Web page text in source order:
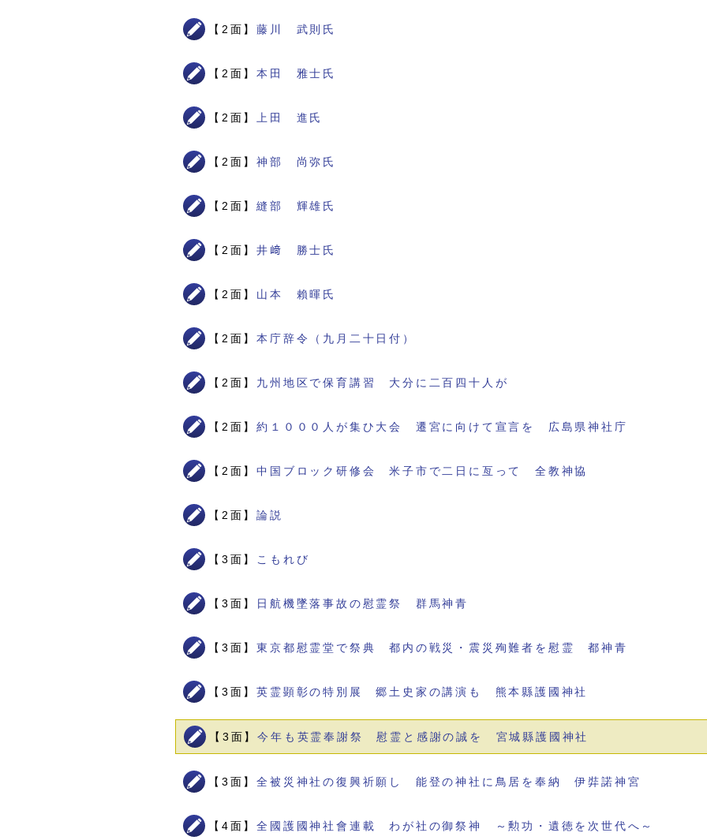
【2面】藤川 武則氏
【2面】本田 雅士氏
【2面】 上田 進氏
【2面】神部 尚弥氏
【2面】縫部 輝雄氏
【2面】井﨑 勝士氏
【2面】 山本 賴暉氏
【2面】本庁辞令（九月二十日付）
【2面】 九州地区で保育講習 大分に二百四十人が
【2面】約１０００人が集ひ大会 遷宮に向けて宣言を 広島県神社庁
【2面】中国ブロック研修会 米子市で二日に亙って 全教神協
【2面】論説
【3面】 こもれび
【3面】 日航機墜落事故の慰霊祭 群馬神青
【3面】東京都慰霊堂で祭典 都内の戦災・震災殉難者を慰霊 都神青
【3面】英霊顕彰の特別展 郷土史家の講演も 熊本縣護國神社
【3面】今年も英霊奉謝祭 慰霊と感謝の誠を 宮城縣護國神社
【3面】全被災神社の復興祈願し 能登の神社に鳥居を奉納 伊弉諾神宮
【4面】全國護國神社會連載 わが社の御祭神 ～勲功・遺徳を次世代へ～